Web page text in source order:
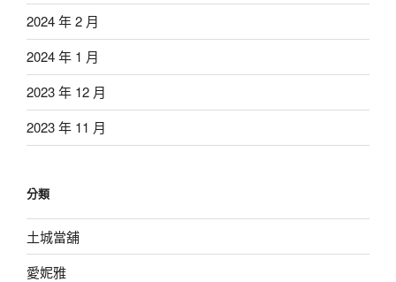
2024 年 2 月
2024 年 1 月
2023 年 12 月
2023 年 11 月
分類
土城當舖
愛妮雅